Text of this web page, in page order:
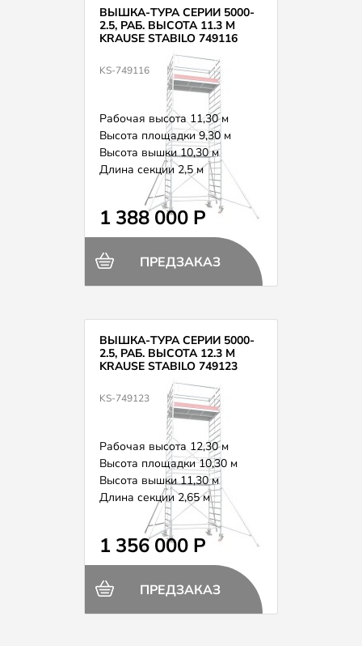
ВЫШКА-ТУРА СЕРИИ 5000-
2.5, РАБ. ВЫСОТА 11.3 М
KRAUSE STABILO 749116
KS-749116
Рабочая высота 11,30 м
Высота площадки 9,30 м
Высота вышки 10,30 м
Длина секции 2,5 м
Вес 356,0 кг
1 388 000 Р
ПРЕДЗАКАЗ
ВЫШКА-ТУРА СЕРИИ 5000-
2.5, РАБ. ВЫСОТА 12.3 М
KRAUSE STABILO 749123
KS-749123
Рабочая высота 12,30 м
Высота площадки 10,30 м
Высота вышки 11,30 м
Длина секции 2,65 м
Вес 374,0 кг
1 356 000 Р
ПРЕДЗАКАЗ